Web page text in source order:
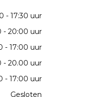
- 17:30 uur
- 20:00 uur
- 17:00 uur
- 20.00 uur
- 17:00 uur
Gesloten